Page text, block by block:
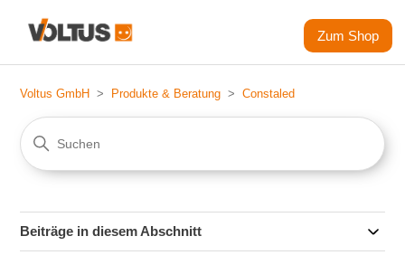
Zum Shop
Voltus GmbH Produkte & Beratung Constaled
Beiträge in diesem Abschnitt